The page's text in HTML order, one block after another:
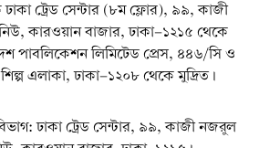
ট্রেড সেন্টার (৮ম ফ্লোর), ৯৯, কাজী
কারওয়ান বাজার, ঢাকা-১২১৫ থেকে
পাবলিকেশন লিমিটেড প্রেস, ৪৪৬/সি ও
এলাকা, ঢাকা-১২০৮ থেকে মুদ্রিত।
ঢাকা ট্রেড সেন্টার, ৯৯, কাজী নজরুল